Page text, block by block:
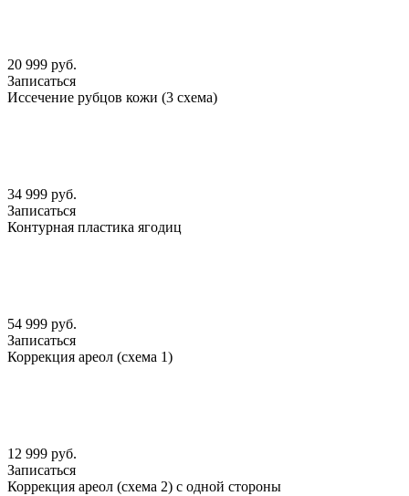
20 999 руб.
Записаться
Иссечение рубцов кожи (3 схема)
34 999 руб.
Записаться
Контурная пластика ягодиц
54 999 руб.
Записаться
Коррекция ареол (схема 1)
12 999 руб.
Записаться
Коррекция ареол (схема 2) с одной стороны